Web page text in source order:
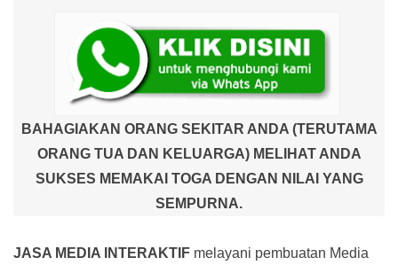
BAHAGIAKAN ORANG SEKITAR ANDA (TERUTAMA
ORANG TUA DAN KELUARGA) MELIHAT ANDA
SUKSES MEMAKAI TOGA DENGAN NILAI YANG
SEMPURNA.
JASA MEDIA INTERAKTIF melayani pembuatan Media